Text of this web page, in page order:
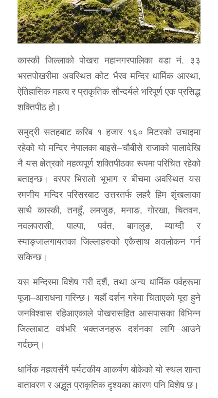
कास्की जिल्लाको पोखरा महानगरपालिका वडा नं. ३३
भरतपोखरीमा अवस्थित कोट भैरव मन्दिर धार्मिक आस्था,
ऐतिहासिक महत्व र प्राकृतिक सौन्दर्यले भरिपूर्ण एक प्रसिद्ध
शक्तिपीठ हो।
समुद्री सतहबाट करिब १ हजार १६० मिटरको उचाइमा
रहेको यो मन्दिर नेपालका बाइसे–चौबीसे राजाको पालादेखि
नै यस क्षेत्रको महत्वपूर्ण शक्तिपीठका रूपमा परिचित रहेको
बताइन्छ। वरपर भिरालो भूभाग र बीचमा अवस्थित यस
रमणीय मन्दिर परिसरबाट उत्तरतर्फ लहरै हिम शृंखलाका
साथै कास्की, तनहुँ, लमजुङ, मनाङ, गोरखा, चितवन,
नवलपरासी, पाल्पा, पर्वत, बागलुङ, म्याग्दी र
स्याङ्जालगायतका जिल्लाहरुको एकैसाथ अवलोकन गर्न
सकिन्छ।
यस मन्दिरमा विशेष गरी दशैं, तथा अन्य धार्मिक पर्वहरूमा
पूजा–आराधना गरिन्छ। यहाँ दर्शन गरेमा चिताएको पूरा हुने
जनविश्वास रहिआएकाले पोखरासहित आसपासका विभिन्न
जिल्लाबाट वर्षभरि भक्तजनहरू दर्शनका लागि आउने
गर्दछन्।
धार्मिक महत्वसँगै पर्यटकीय आकर्षण बोकेको यो स्थल शान्त
वातावरण र अद्भुत प्राकृतिक दृश्यका कारण पनि विशेष छ।